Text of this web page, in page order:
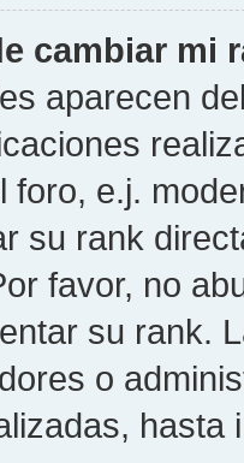
cambiar mi
aparecen
foro, e.j.
su rank
favor, no
su rank.
o
hasta